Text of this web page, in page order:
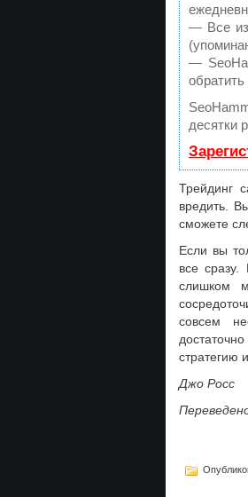
— Все
—
десятки
Трейдинг
вредить.
сможете
Если вы
все сразу.
слишком
совсем
стратегию
Джо Росс